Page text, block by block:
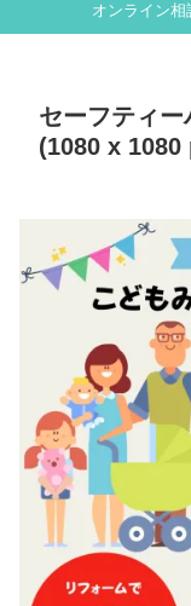
オンライン相
セーフティ
(1080 x 1080